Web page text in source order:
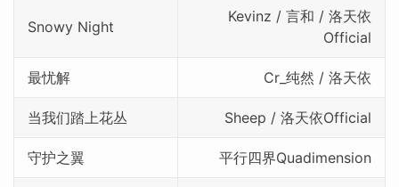
Snowy Night
Kevinz / 言和 / 洛天依
Official
最忧解 Cr_纯然 / 洛天依
当我们踏上花丛 Sheep / 洛天依Official
守护之翼 平行四界Quadimension